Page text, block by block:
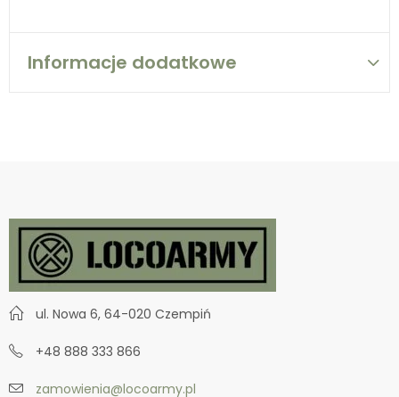
Informacje dodatkowe
ul. Nowa 6, 64-020 Czempiń
+48 888 333 866
zamowienia@locoarmy.pl